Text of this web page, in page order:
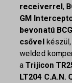
receiverrel,
GM
bevonatú
csővelkészül,
welded
aTrijicon
LT204 C.A.N.